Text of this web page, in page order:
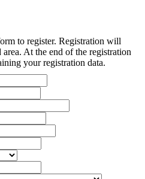
to register. Registration will
area. At the end of the registration
your registration data.